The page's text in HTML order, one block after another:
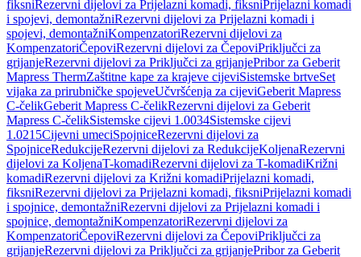
fiksniRezervni dijelovi za Prijelazni komadi, fiksniPrijelazni komadi
i spojevi, demontažniRezervni dijelovi za Prijelazni komadi i
spojevi, demontažniKompenzatoriRezervni dijelovi za
KompenzatoriČepoviRezervni dijelovi za ČepoviPriključci za
grijanjeRezervni dijelovi za Priključci za grijanjePribor za Geberit
Mapress ThermZaštitne kape za krajeve cijeviSistemske brtveSet
vijaka za prirubničke spojeveUčvršćenja za cijeviGeberit Mapress
C-čelikGeberit Mapress C-čelikRezervni dijelovi za Geberit
Mapress C-čelikSistemske cijevi 1.0034Sistemske cijevi
1.0215Cijevni umeciSpojniceRezervni dijelovi za
SpojniceRedukcijeRezervni dijelovi za RedukcijeKoljenaRezervni
dijelovi za KoljenaT-komadiRezervni dijelovi za T-komadiKrižni
komadiRezervni dijelovi za Križni komadiPrijelazni komadi,
fiksniRezervni dijelovi za Prijelazni komadi, fiksniPrijelazni komadi
i spojnice, demontažniRezervni dijelovi za Prijelazni komadi i
spojnice, demontažniKompenzatoriRezervni dijelovi za
KompenzatoriČepoviRezervni dijelovi za ČepoviPriključci za
grijanjeRezervni dijelovi za Priključci za grijanjePribor za Geberit